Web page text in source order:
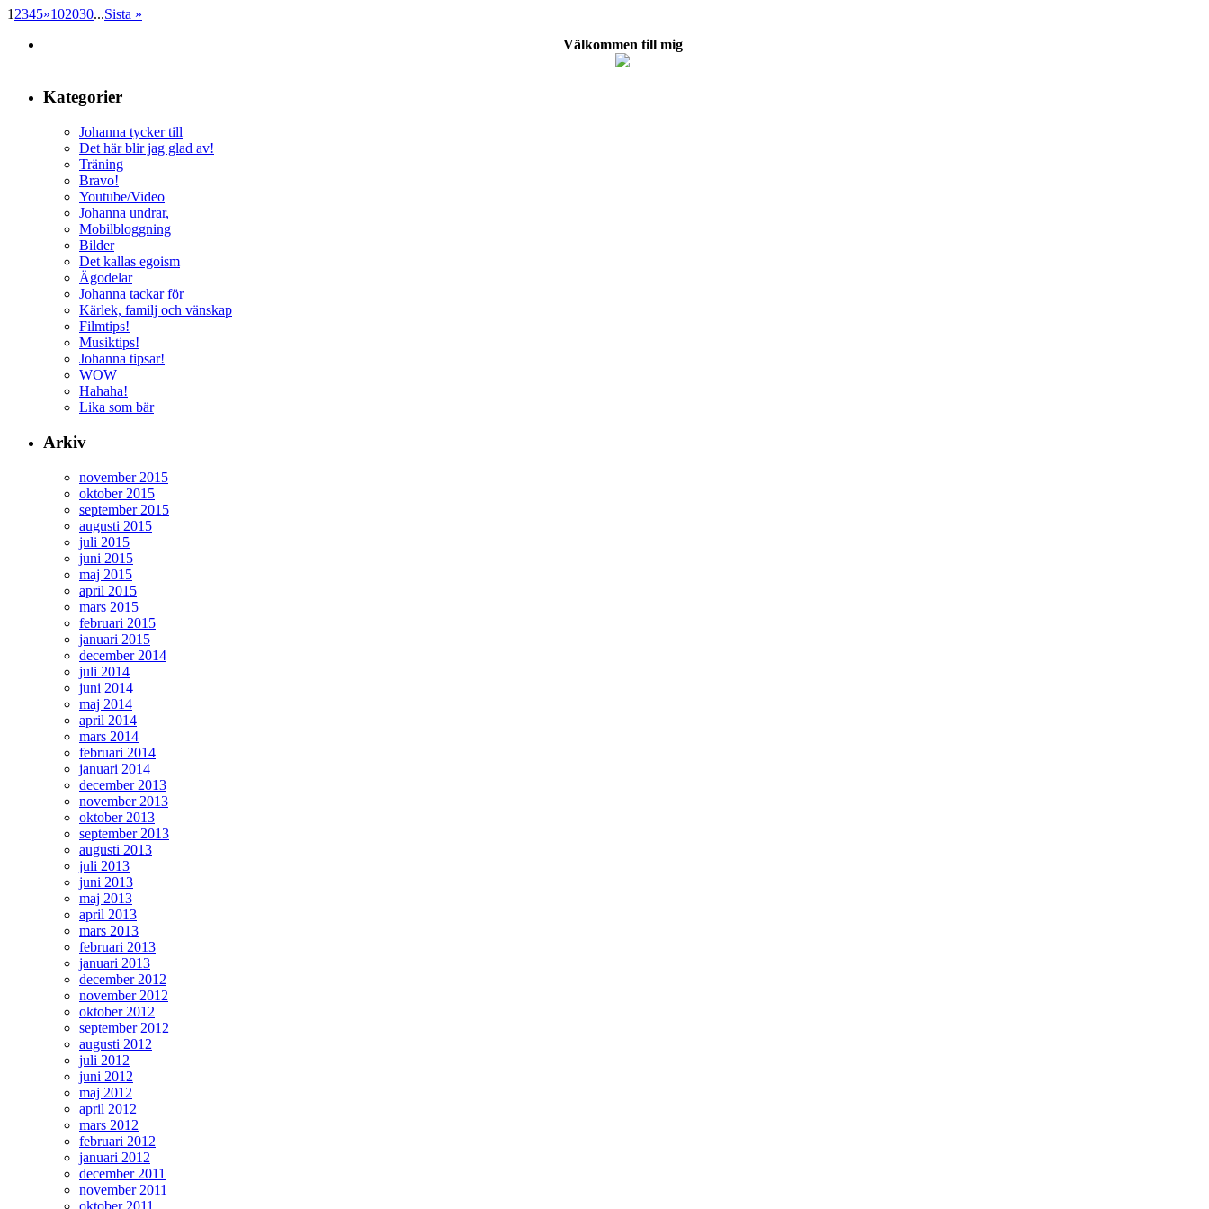
1 2345»102030...Sista »
Välkommen till mig
Kategorier
Johanna tycker till
Det här blir jag glad av!
Träning
Bravo!
Youtube/Video
Johanna undrar,
Mobilbloggning
Bilder
Det kallas egoism
Ägodelar
Johanna tackar för
Kärlek, familj och vänskap
Filmtips!
Musiktips!
Johanna tipsar!
WOW
Hahaha!
Lika som bär
Arkiv
november 2015
oktober 2015
september 2015
augusti 2015
juli 2015
juni 2015
maj 2015
april 2015
mars 2015
februari 2015
januari 2015
december 2014
juli 2014
juni 2014
maj 2014
april 2014
mars 2014
februari 2014
januari 2014
december 2013
november 2013
oktober 2013
september 2013
augusti 2013
juli 2013
juni 2013
maj 2013
april 2013
mars 2013
februari 2013
januari 2013
december 2012
november 2012
oktober 2012
september 2012
augusti 2012
juli 2012
juni 2012
maj 2012
april 2012
mars 2012
februari 2012
januari 2012
december 2011
november 2011
oktober 2011